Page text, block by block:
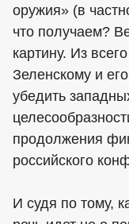
оружия» (в
что получаем?
картину. Из
Зеленскому и
убедить
продолжения
российского
И судя по тому,